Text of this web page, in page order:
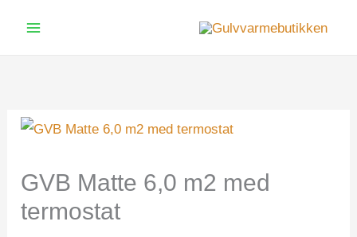
GVB Matte 6,0 m2 med
termostat